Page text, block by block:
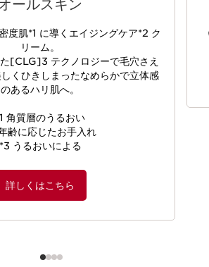
ールスキン
度肌*1 に導くエイジングケア*2 ク
リーム。
[CLG]3 テクノロジーで毛穴さえ
くひきしまったなめらかで立体感
のあるハリ肌へ。
角質層のうるおい
齢に応じたお手入れ
*3 うるおいによる
詳しくはこちら